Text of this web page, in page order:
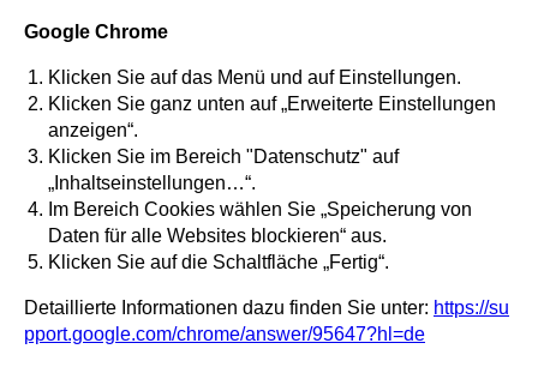
Google Chrome
Klicken Sie auf das Menü und auf Einstellungen.
Klicken Sie ganz unten auf „Erweiterte Einstellungen
anzeigen“.
Klicken Sie im Bereich "Datenschutz" auf
„Inhaltseinstellungen…“.
Im Bereich Cookies wählen Sie „Speicherung von
Daten für alle Websites blockieren“ aus.
Klicken Sie auf die Schaltfläche „Fertig“.
Detaillierte Informationen dazu finden Sie unter: https://su
pport.google.com/chrome/answer/95647?hl=de